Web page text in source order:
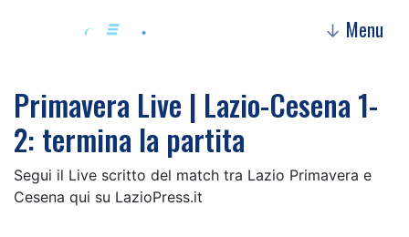
↓ Menu
Primavera Live | Lazio-Cesena 1-
2: termina la partita
Segui il Live scritto del match tra Lazio Primavera e
Cesena qui su LazioPress.it